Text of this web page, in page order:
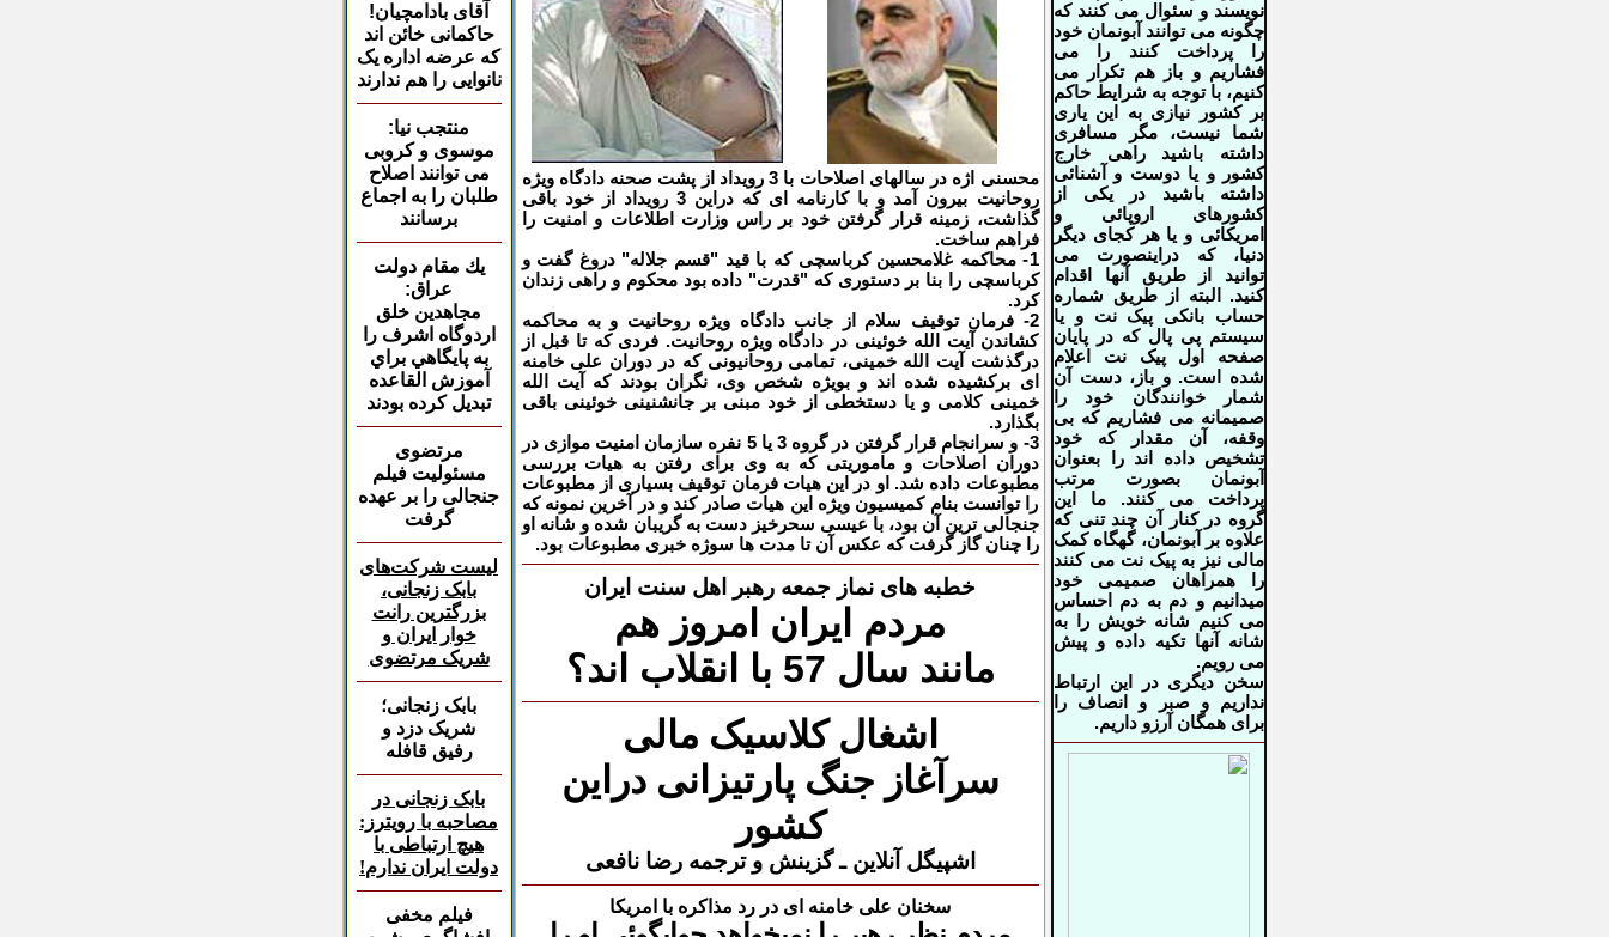
آقای بادامچیان!
حاکمانی خائن اند
که عرضه اداره یک
نانوایی را هم ندارند
منتجب نیا:
موسوی و کروبی
می توانند اصلاح
طلبان را به اجماع
برسانند
يك مقام دولت
عراق:
مجاهدين خلق
اردوگاه اشرف را
به پايگاهي براي
آموزش القاعده
تبديل كرده بودند
مرتضوی
مسئولیت فیلم
جنجالی را بر عهده
گرفت
لیست شرکت‌های
بابک زنجانی،
بزرگترین رانت
خوار ایران و
شریک مرتضوی
بابک زنجانی؛
شریک دزد و
رفیق قافله
بابک زنجانی در
مصاحبه با رویترز:
هیچ ارتباطی با
دولت ایران ندارم!
فیلم مخفی
محسنی اژه در سالهای اصلاحات با 3 رویداد از پشت صحنه دادگاه ویژه
روحانیت بیرون آمد و با کارنامه ای که دراین 3 رویداد از خود باقی
گذاشت، زمینه قرار گرفتن خود بر راس وزارت اطلاعات و امنیت را
فراهم ساخت.
1- محاکمه غلامحسین کرباسچی که با قید "قسم جلاله" دروغ گفت و
کرباسچی را بنا بر دستوری که "قدرت" داده بود محکوم و راهی زندان
کرد.
2- فرمان توقیف سلام از جانب دادگاه ویژه روحانیت و به محاکمه
کشاندن آیت الله خوئینی در دادگاه ویژه روحانیت. فردی که تا قبل از
درگذشت آیت الله خمینی، تمامی روحانیونی که در دوران علی خامنه
ای برکشیده شده اند و بویژه شخص وی، نگران بودند که آیت الله
خمینی کلامی و یا دستخطی از خود مبنی بر جانشنینی خوئینی باقی
بگذارد.
3- و سرانجام قرار گرفتن در گروه 3 یا 5 نفره سازمان امنیت موازی در
دوران اصلاحات و ماموریتی که به وی برای رفتن به هیات بررسی
مطبوعات داده شد. او در این هیات فرمان توقیف بسیاری از مطبوعات
را توانست بنام کمیسیون ویژه این هیات صادر کند و در آخرین نمونه که
جنجالی ترین آن بود، با عیسی سحرخیز دست به گریبان شده و شانه او
را چنان گاز گرفت که عکس آن تا مدت ها سوژه خبری مطبوعات بود.
خطبه های نماز جمعه رهبر اهل سنت ایران
مردم ایران امروز هم
مانند سال 57 با انقلاب اند؟
اشغال کلاسیک مالی
سرآغاز جنگ پارتیزانی دراین
کشور
اشپیگل آنلاین ـ گزینش و ترجمه رضا نافعی
سخنان علی خامنه ای در رد مذاکره با امریکا
نویسند و سئوال می کنند که
چگونه می توانند آبونمان خود
را پرداخت کنند را می
فشاریم و باز هم تکرار می
کنیم، با توجه به شرایط حاکم
بر کشور نیازی به این یاری
شما نیست، مگر مسافری
داشته باشید راهی خارج
کشور و یا دوست و آشنائی
داشته باشید در یکی از
کشورهای اروپائی و
امریکائی و یا هر کجای دیگر
دنیا، که دراینصورت می
توانید از طریق آنها اقدام
کنید. البته از طریق شماره
حساب بانکی پیک نت و یا
سیستم پی پال که در پایان
صفحه اول پیک نت اعلام
شده است. و باز، دست آن
شمار خوانندگان خود را
صمیمانه می فشاریم که بی
وقفه، آن مقدار که خود
تشخیص داده اند را بعنوان
آبونمان بصورت مرتب
پرداخت می کنند. ما این
گروه در کنار آن چند تنی که
علاوه بر آبونمان، گهگاه کمک
مالی نیز به پیک نت می کنند
را همراهان صمیمی خود
میدانیم و دم به دم احساس
می کنیم شانه خویش را به
شانه آنها تکیه داده و پیش
می رویم.
سخن دیگری در این ارتباط
نداریم و صبر و انصاف را
برای همگان آرزو داریم.